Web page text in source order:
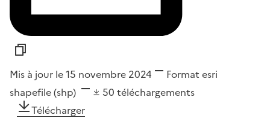
Mis à jour le 15 novembre 2024 Format esri
shapefile (shp)
50 téléchargements
Télécharger